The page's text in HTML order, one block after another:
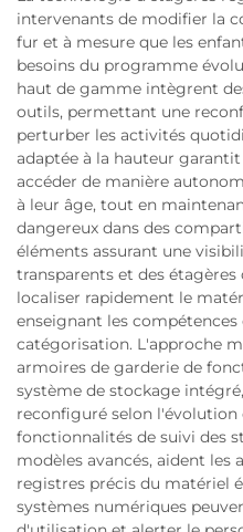
intervenants de modifier la
fur et à mesure que les
besoins du programme
haut de gamme intègrent
outils, permettant une
perturber les activités
adaptée à la hauteur
accéder de manière
à leur âge, tout en
dangereux dans des
éléments assurant une
transparents et des
localiser rapidement le
enseignant les
catégorisation. L'approche
armoires de garderie de
système de stockage
reconfiguré selon l'évolution
fonctionnalités de suivi des
modèles avancés, aident
registres précis du matériel
systèmes numériques